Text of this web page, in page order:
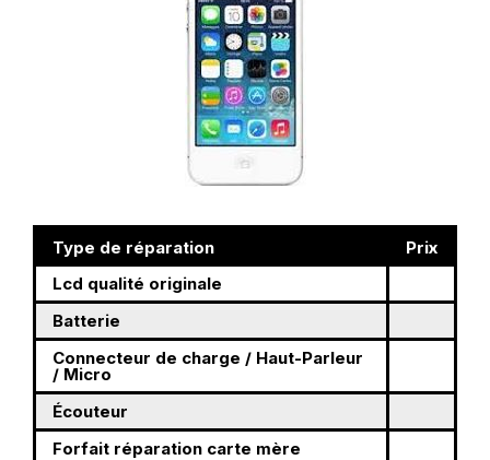
Type de réparation
Prix
Lcd qualité originale
Batterie
Connecteur de charge / Haut-Parleur
/ Micro
Écouteur
Forfait réparation carte mère